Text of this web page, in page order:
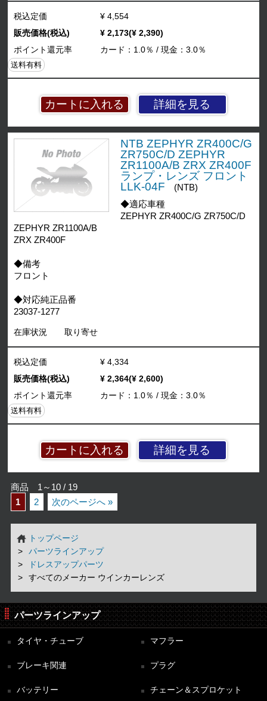
詳細を見る
税込定価
¥ 4,554
販売価格(税込)
¥ 2,173(¥ 2,390)
ポイント還元率
カード：1.0％ / 現金：3.0％
送料有料
NTB ZEPHYR ZR400C/G
ZR750C/D ZEPHYR
ZR1100A/B ZRX ZR400F
ランプ・レンズ フロント
LLK-04F
(NTB)
◆適応車種
ZEPHYR ZR400C/G ZR750C/D
ZEPHYR ZR1100A/B
ZRX ZR400F
◆備考
フロント
◆対応純正品番
23037-1277
在庫状況 取り寄せ
詳細を見る
税込定価
¥ 4,334
販売価格(税込)
¥ 2,364(¥ 2,600)
ポイント還元率
カード：1.0％ / 現金：3.0％
送料有料
商品 1～10 / 19
1
2 次のページへ »
トップページ
パーツラインアップ
ドレスアップパーツ
すべてのメーカー ウインカーレンズ
パーツラインアップ
タイヤ・チューブ マフラー
ブレーキ関連 プラグ
バッテリー チェーン＆スプロケット